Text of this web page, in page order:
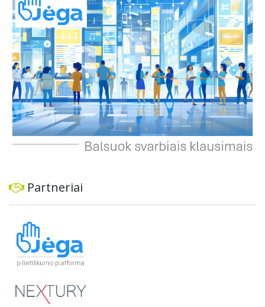
ekonominę ir transporto analizę, organizuoti viešas
konsultacijas ir integruoti projektą į ilgalaikius miesto
planus, siekiant užtikrinti transporto sistemos patikimumą
ir prisitaikymą prie sparčiai augančio miesto poreikių.
Partneriai